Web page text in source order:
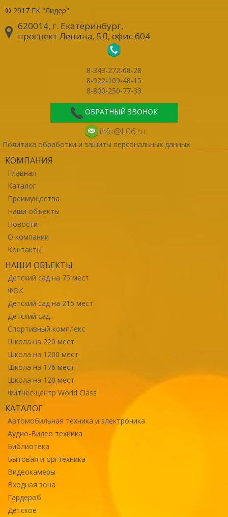
© 2017 ГК "Лидер"
620014, г. Екатеринбург,
проспект Ленина, 5Л, офис 604
8-343-272-68-28
8-922-109-48-15
8-800-250-77-33
ОБРАТНЫЙ ЗВОНОК
info@L06.ru
Политика обработки и защиты персональных данных
КОМПАНИЯ
Главная
Каталог
Преимущества
Наши объекты
Новости
О компании
Контакты
НАШИ ОБЪЕКТЫ
Детский сад на 75 мест
ФОК
Детский сад на 215 мест
Детский сад
Спортивный комплекс
Школа на 220 мест
Школа на 1200 мест
Школа на 176 мест
Школа на 120 мест
Фитнес-центр World Class
КАТАЛОГ
Автомобильная техника и электроника
Аудио-Видео техника
Библиотека
Бытовая и оргтехника
Видеокамеры
Входная зона
Гардероб
Детское